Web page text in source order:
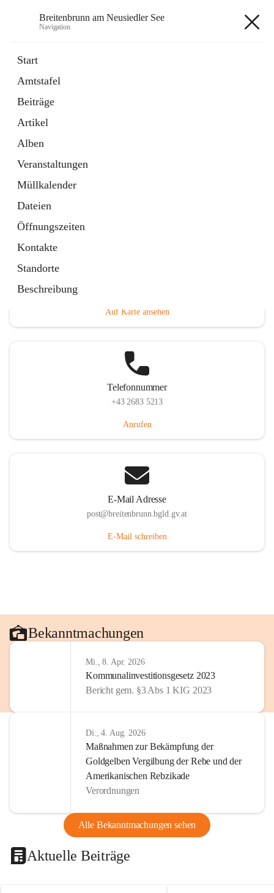
Breitenbrunn am Neusiedler See
Navigation
Start
Amtstafel
Beiträge
Artikel
Alben
Veranstaltungen
Müllkalender
Dateien
Öffnungszeiten
Kontakte
Standorte
Beschreibung
18 Schnellzugriffe
Gemeindeservice
Auf Karte ansehen
Telefonnummer
+43 2683 5213
Anrufen
E-Mail Adresse
post@breitenbrunn.bgld.gv.at
E-Mail schreiben
Bekanntmachungen
Mi., 8. Apr. 2026
Kommunalinvestitionsgesetz 2023
Bericht gem. §3 Abs 1 KIG 2023
Di., 4. Aug. 2026
Maßnahmen zur Bekämpfung der
Goldgelben Vergilbung der Rebe und der
Amerikanischen Rebzikade
Verordnungen
Alle Bekanntmachungen sehen
Aktuelle Beiträge